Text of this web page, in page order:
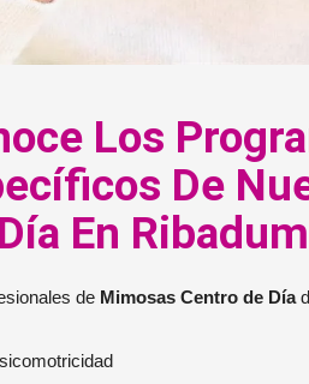
Los
De
En
de Mimosas Centro de Día